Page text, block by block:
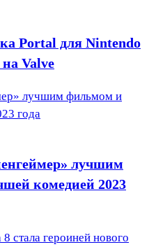
Portal для Nintendo
Valve
лучшим фильмом и
года
лучшим
комедией 2023
стала героиней нового